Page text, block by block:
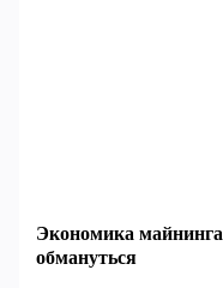
Экономика
обмануться